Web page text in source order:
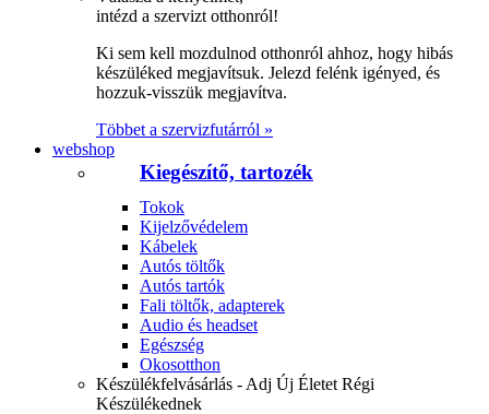
intézd a szervizt otthonról!
Ki sem kell mozdulnod otthonról ahhoz, hogy hibás
készüléked megjavítsuk. Jelezd felénk igényed, és
hozzuk-visszük megjavítva.
Többet a szervizfutárról »
webshop
Kiegészítő, tartozék
Tokok
Kijelzővédelem
Kábelek
Autós töltők
Autós tartók
Fali töltők, adapterek
Audio és headset
Egészség
Okosotthon
Készülékfelvásárlás - Adj Új Életet Régi
Készülékednek